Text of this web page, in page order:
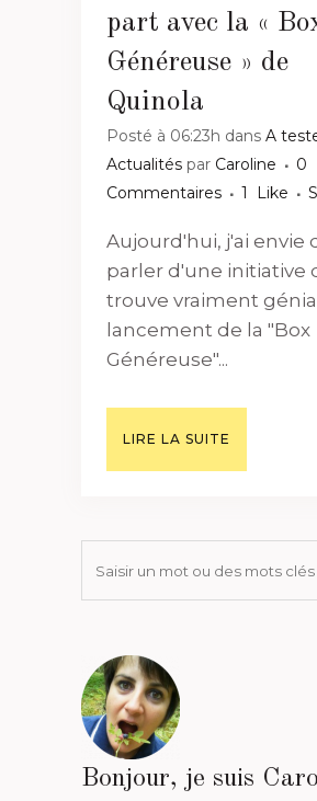
part avec la «
Généreuse » de
Quinola
Posté à 06:23h dans A
Actualités par Caroline
0
Commentaires
1 Like
Aujourd'hui, j'ai envie
parler d'une initiative
trouve vraiment
lancement de la "Box
Généreuse"...
LIRE LA SUITE
Bonjour, je suis